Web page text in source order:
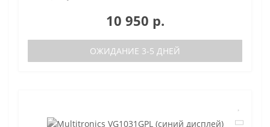
10 950 р.
ОЖИДАНИЕ 3-5 ДНЕЙ